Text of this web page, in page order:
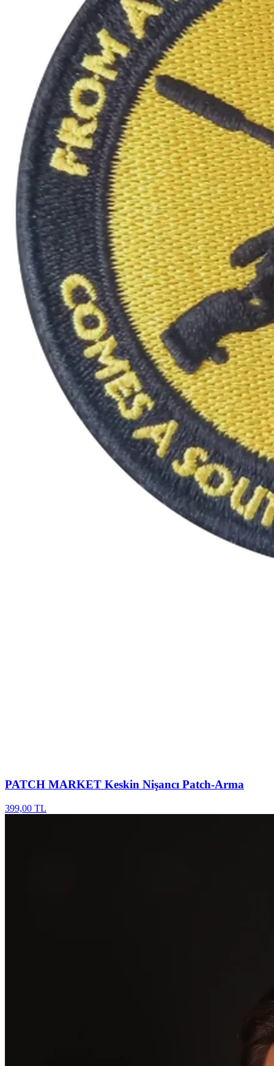
PATCH MARKET Keskin Nişancı Patch-Arma
399,00 TL